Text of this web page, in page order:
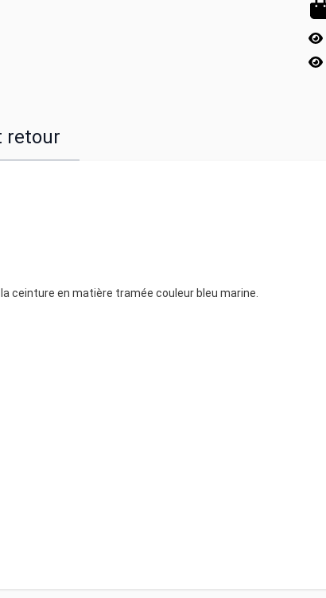
retour
ceinture en matière tramée couleur bleu marine.